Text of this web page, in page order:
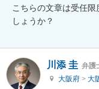
こちらの文章は受任
しょうか？
川添 圭 弁護
大阪府 > 大